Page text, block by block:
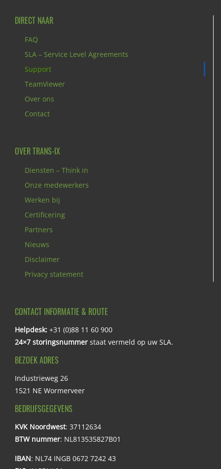
DIRECT NAAR
FAQ
SLA – Service Level Agreements
Support
TeamViewer
Over ons
Contact
OVER TRANS-IX
Diensten – Think in
Onze medewerkers
Werken bij
Certificering
Partners
Nieuws
Disclaimer
Privacy statement
CONTACT INFORMATIE & ROUTE
Helpdesk: +31 (0)88 11 60 900
24×7 storingsnummer staat vermeld op uw SLA.
BEZOEK ADRES
Industrieweg 26
1521 NE Wormerveer
BEDRIJFSGEGEVENS
KVK Noordwest: 37112634
BTW nummer: NL813535827B01
IBAN: NL74 INGB 0672 7242 43